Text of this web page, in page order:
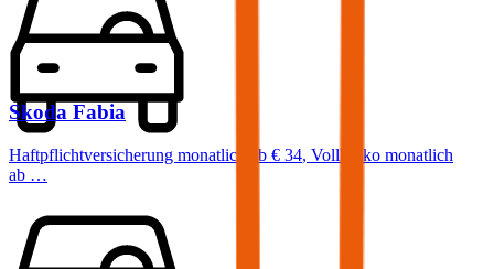
Skoda Fabia
Haftpflichtversicherung monatlich ab € 34, Vollkasko monatlich
ab …